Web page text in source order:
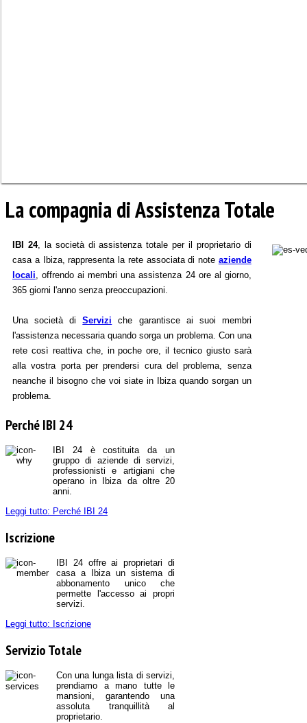
La compagnia di Assistenza Totale
IBI 24, la società di assistenza totale per il proprietario di
casa a Ibiza, rappresenta la rete associata di note aziende
locali, offrendo ai membri una assistenza 24 ore al giorno,
365 giorni l'anno senza preoccupazioni.
Una società diServizi che garantisce ai suoi membri
l'assistenza necessaria quando sorga un problema. Con una
rete così reattiva che, in poche ore, il tecnico giusto sarà
alla vostra porta per prendersi cura del problema, senza
neanche il bisogno che voi siate in Ibiza quando sorgan un
problema.
Perché IBI 24
IBI 24 è costituita da un
gruppo di aziende di servizi,
professionisti e artigiani che
operano in Ibiza da oltre 20
anni.
Leggi tutto: Perché IBI 24
Iscrizione
IBI 24 offre ai proprietari di
casa a Ibiza un sistema di
abbonamento unico che
permette l'accesso ai propri
servizi.
Leggi tutto: Iscrizione
Servizio Totale
Con una lunga lista di servizi,
prendiamo a mano tutte le
mansioni, garantendo una
assoluta tranquillità al
proprietario.